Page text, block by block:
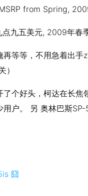
from Spring,
点九五美元, 2009年春
等等，不用急着出
）
个好头，柯达在长焦
用户。 另 奥林巴斯
囧